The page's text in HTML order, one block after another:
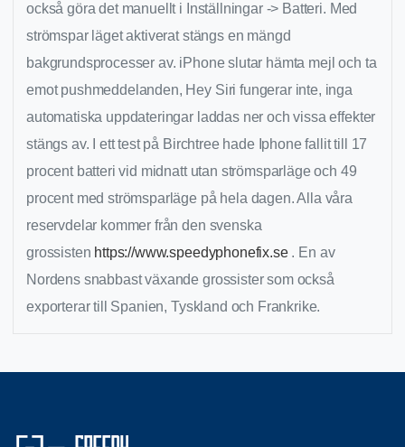
också göra det manuellt i Inställningar -> Batteri. Med
strömspar läget aktiverat stängs en mängd
bakgrundsprocesser av. iPhone slutar hämta mejl och ta
emot pushmeddelanden, Hey Siri fungerar inte, inga
automatiska uppdateringar laddas ner och vissa effekter
stängs av. I ett test på Birchtree hade Iphone fallit till 17
procent batteri vid midnatt utan strömsparläge och 49
procent med strömsparläge på hela dagen. Alla våra
reservdelar kommer från den svenska
grossisten https://www.speedyphonefix.se. En av
Nordens snabbast växande grossister som också
exporterar till Spanien, Tyskland och Frankrike.